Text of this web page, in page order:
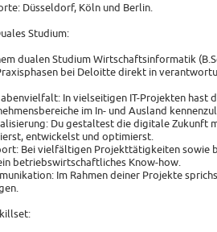
Düsseldorf, Köln und Berlin.
Studium:
dualen Studium Wirtschaftsinformatik
bei Deloitte direkt in
In vielseitigen IT-Projekten hast
im In- und Ausland
Du gestaltest die digitale Zukunft
entwickelst und optimierst.
Bei vielfältigen Projekttätigkeiten sowie
betriebswirtschaftliches Know-how.
Im Rahmen deiner Projekte